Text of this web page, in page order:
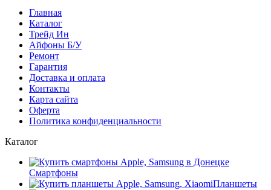
Главная
Каталог
Трейд Ин
Айфоны Б/У
Ремонт
Гарантия
Доставка и оплата
Контакты
Карта сайта
Оферта
Политика конфиденциальности
Каталог
Смартфоны
Планшеты